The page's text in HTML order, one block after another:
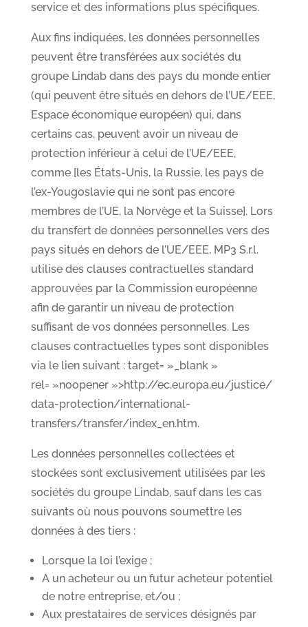
service et des informations plus spécifiques.
Aux fins indiquées, les données personnelles
peuvent être transférées aux sociétés du
groupe Lindab dans des pays du monde entier
(qui peuvent être situés en dehors de l’UE/EEE,
Espace économique européen) qui, dans
certains cas, peuvent avoir un niveau de
protection inférieur à celui de l’UE/EEE,
comme [les États-Unis, la Russie, les pays de
l’ex-Yougoslavie qui ne sont pas encore
membres de l’UE, la Norvège et la Suisse]. Lors
du transfert de données personnelles vers des
pays situés en dehors de l’UE/EEE, MP3 S.r.l.
utilise des clauses contractuelles standard
approuvées par la Commission européenne
afin de garantir un niveau de protection
suffisant de vos données personnelles. Les
clauses contractuelles types sont disponibles
via le lien suivant : target= »_blank »
rel= »noopener »>http://ec.europa.eu/justice/
data-protection/international-
transfers/transfer/index_en.htm.
Les données personnelles collectées et
stockées sont exclusivement utilisées par les
sociétés du groupe Lindab, sauf dans les cas
suivants où nous pouvons soumettre les
données à des tiers :
Lorsque la loi l’exige ;
A un acheteur ou un futur acheteur potentiel
de notre entreprise, et/ou ;
Aux prestataires de services désignés par